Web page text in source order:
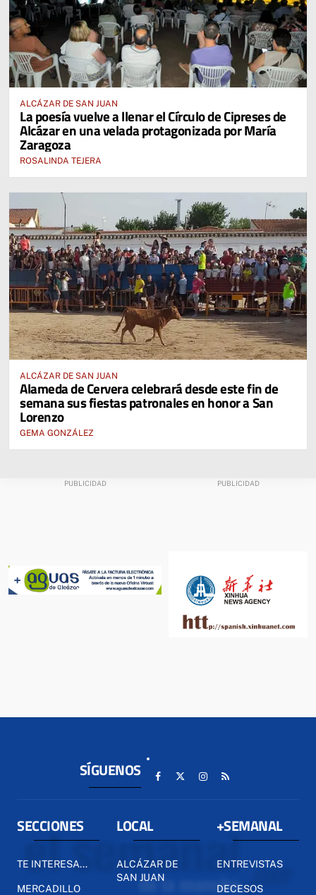
ALCÁZAR DE SAN JUAN
La poesía vuelve a llenar el Círculo de Cipreses de
Alcázar en una velada protagonizada por María
Zaragoza
ROSALINDA TEJERA
ALCÁZAR DE SAN JUAN
Alameda de Cervera celebrará desde este fin de
semana sus fiestas patronales en honor a San
Lorenzo
GEMA GONZÁLEZ
SÍGUENOS
SECCIONES
TE INTERESA...
MERCADILLO
LOCAL
ALCÁZAR DE
SAN JUAN
+SEMANAL
ENTREVISTAS
DECESOS